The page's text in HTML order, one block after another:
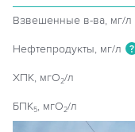
Взвешенные в-ва, мг/л
Нефтепродукты, мг/л ?
ХПК, мгO2/л
БПК5, мгO2/л